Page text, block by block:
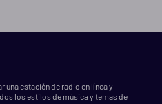
una estación de radio en línea y
los estilos de música y temas de